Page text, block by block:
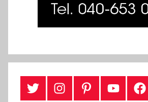
#TwitterInstagramPinterestYouTube